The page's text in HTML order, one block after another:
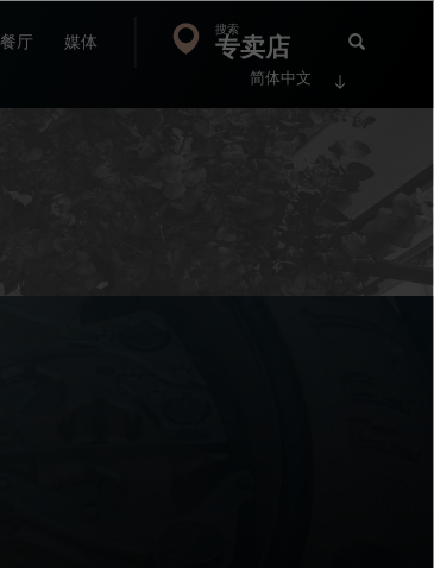
餐厅 媒体
搜索
专卖店
搜
简体中文